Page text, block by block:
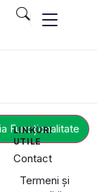
Funcționalitate
LINKURI
UTILE
Contact
Termeni și